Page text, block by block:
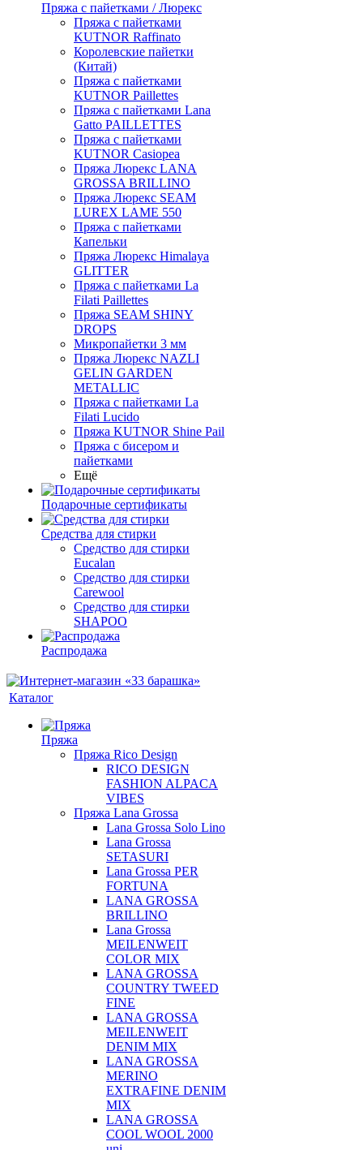
Пряжа с пайетками / Люрекс
Пряжа с пайетками
KUTNOR Raffinato
Королевские пайетки
(Китай)
Пряжа с пайетками
KUTNOR Paillettes
Пряжа с пайетками Lana
Gatto PAILLETTES
Пряжа с пайетками
KUTNOR Casiopea
Пряжа Люрекс LANA
GROSSA BRILLINO
Пряжа Люрекс SEAM
LUREX LAME 550
Пряжа с пайетками
Капельки
Пряжа Люрекс Himalaya
GLITTER
Пряжа с пайетками La
Filati Paillettes
Пряжа SEAM SHINY
DROPS
Микропайетки 3 мм
Пряжа Люрекс NAZLI
GELIN GARDEN
METALLIC
Пряжа с пайетками La
Filati Lucido
Пряжа KUTNOR Shine Pail
Пряжа с бисером и
пайетками
Ещё
Подарочные сертификаты
Средства для стирки
Средство для стирки
Eucalan
Средство для стирки
Carewool
Средство для стирки
SHAPOO
Распродажа
Каталог
Пряжа
Пряжа Rico Design
RICO DESIGN
FASHION ALPACA
VIBES
Пряжа Lana Grossa
Lana Grossa Solo Lino
Lana Grossa
SETASURI
Lana Grossa PER
FORTUNA
LANA GROSSA
BRILLINO
Lana Grossa
MEILENWEIT
COLOR MIX
LANA GROSSA
COUNTRY TWEED
FINE
LANA GROSSA
MEILENWEIT
DENIM MIX
LANA GROSSA
MERINO
EXTRAFINE DENIM
MIX
LANA GROSSA
COOL WOOL 2000